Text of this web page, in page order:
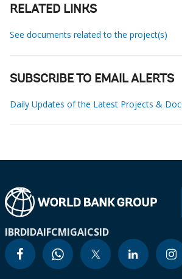
RELATED LINKS
See documents related to the project(s)
SUBSCRIBE TO EMAIL ALERTS
Daily Updates of the Latest Projects &
IBRDIDAIFCMIGAICSID